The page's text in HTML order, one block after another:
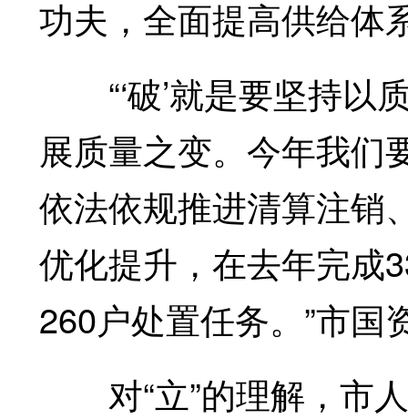
功夫，全面提高供给体
“‘破’就是要坚持以
展质量之变。今年我们
依法依规推进清算注销
优化提升，在去年完成
260户处置任务。”市国
对“立”的理解，市